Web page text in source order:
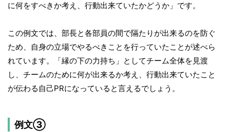
に何をすべきか考え、行動出来ていたかどうか」です。
この例文では、部長と各部員の間で隔たりが出来るのを防ぐ
ため、自身の立場でやるべきことを行っていたことが述べら
れています。「縁の下の力持ち」としてチーム全体を見渡
し、チームのために何が出来るか考え、行動出来ていたこと
が伝わる自己PRになっていると言えるでしょう。
例文③